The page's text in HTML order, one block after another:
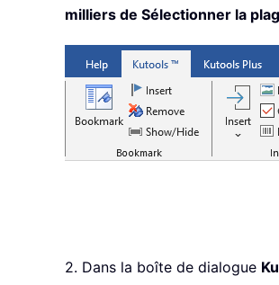
milliers de Sélectionner la
2. Dans la boîte de dialogue